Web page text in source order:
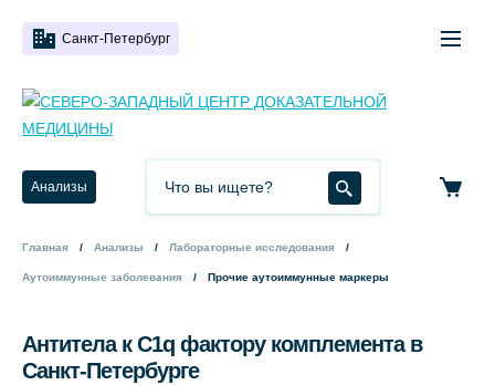
Санкт-Петербург
Анализы
Главная Анализы Лабораторные исследования
Аутоиммунные заболевания Прочие аутоиммунные маркеры
Антитела к С1q фактору комплемента в
Санкт-Петербурге